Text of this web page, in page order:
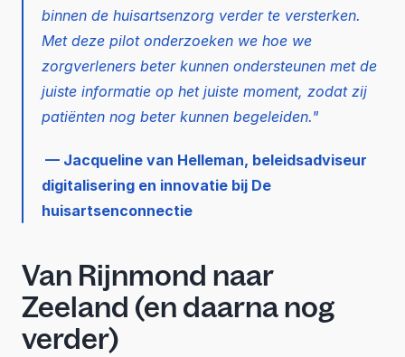
binnen de huisartsenzorg verder te versterken.
Met deze pilot onderzoeken we hoe we
zorgverleners beter kunnen ondersteunen met de
juiste informatie op het juiste moment, zodat zij
patiënten nog beter kunnen begeleiden."
digitalisering en innovatie bij De
huisartsenconnectie
Van Rijnmond naar
Zeeland (en daarna nog
verder)